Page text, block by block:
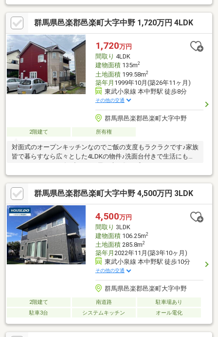
住宅ローン・資金計画のご相談などご不安な事ご相談下さい。
群馬県邑楽郡邑楽町大字中野 1,720万円 4LDK
1,720万円
間取り 4LDK
建物面積135m2
土地面積199.58m2
築年月 1999年10月(築26年11ヶ月)
東武小泉線 本中野駅 徒歩8分
その他の交通
群馬県邑楽郡邑楽町大字中野
2階建て 所有権
対面式のオープンキッチンなのでご飯の支度もラクラクです♪家族
皆で暮らすなら広々とした4LDKの物件♪洗面台付きで生活にも困
♪フローリングなので、どんな世代の方にもなじみます♪駅徒歩8
分の物件です♪クローゼット付きの物件です(*^_^*)
群馬県邑楽郡邑楽町大字中野 4,500万円 3LDK
4,500万円
間取り 3LDK
建物面積106.25m2
土地面積285.8m2
築年月 2022年11月(築3年10ヶ月)
東武小泉線 本中野駅 徒歩10分
その他の交通
群馬県邑楽郡邑楽町大字中野
2階建て 南道路
駐車場あり
駐車3台
システムキッチン オール電化